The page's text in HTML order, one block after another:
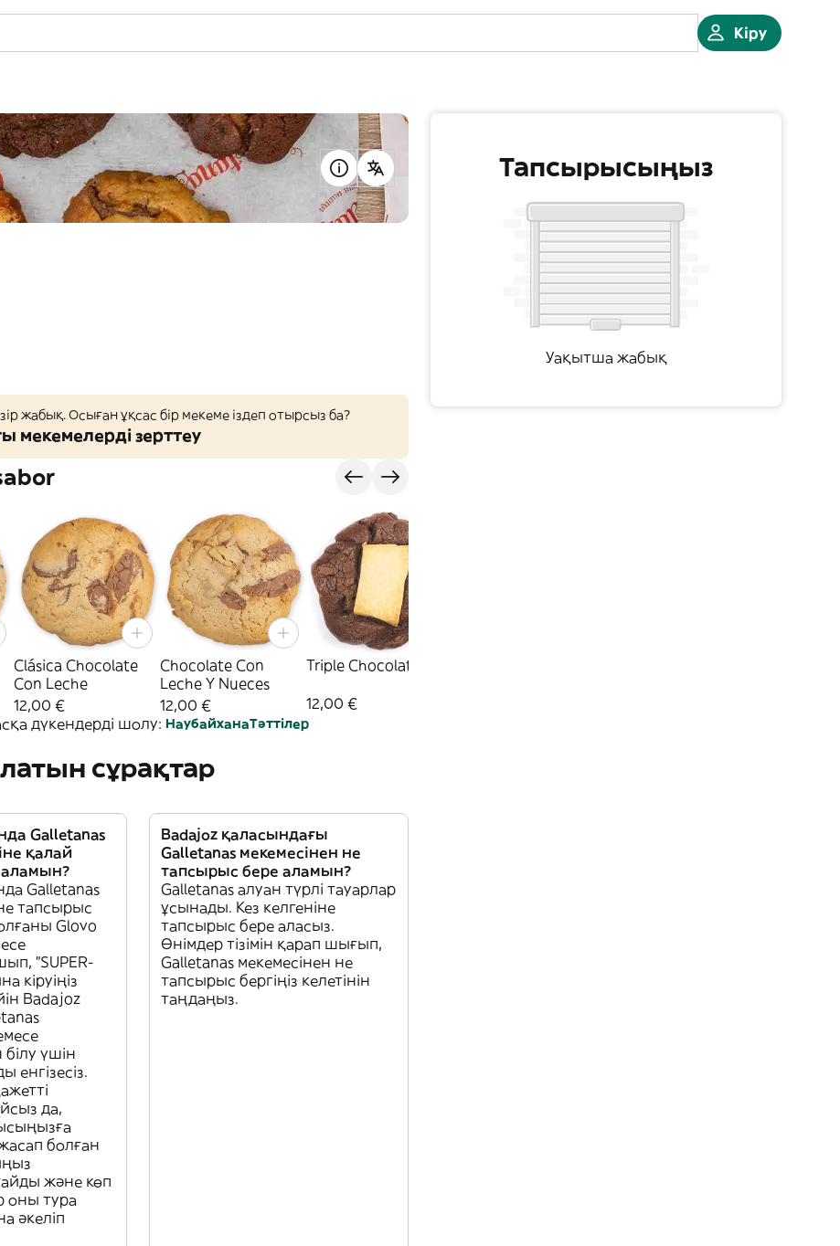
Кіру
жабық. Осыған ұқсас бір мекеме іздеп отырсыз ба?
мекемелерді зерттеу
Clásica Chocolate
Con Leche
12,00 €
Chocolate Con
Leche Y Nueces
12,00 €
Triple Chocolate
12,00 €
дүкендерді шолу: НаубайханаТәттілер
сұрақтар
Galletanas
қалай
Galletanas
тапсырыс
Glovo
"SUPER-
кіруіңіз
Badajoz
білу үшін
енгізесіз.
да,
болған
және көп
оны тура
әкеліп
Badajoz қаласындағы
Galletanas мекемесінен не
тапсырыс бере аламын?
Galletanas алуан түрлі тауарлар
ұсынады. Кез келгеніне
тапсырыс бере аласыз.
Өнімдер тізімін қарап шығып,
Galletanas мекемесінен не
тапсырыс бергіңіз келетінін
таңдаңыз.
Тапсырысыңыз
Уақытша жабық